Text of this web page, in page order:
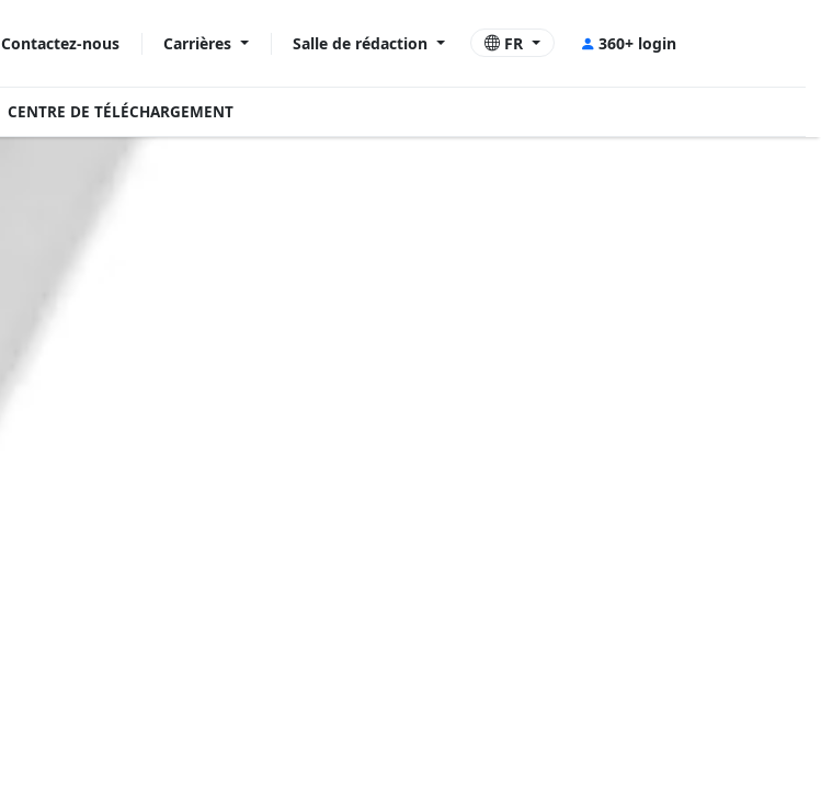
Contactez-nous Carrières Salle de rédaction FR 360+ login
CENTRE DE TÉLÉCHARGEMENT